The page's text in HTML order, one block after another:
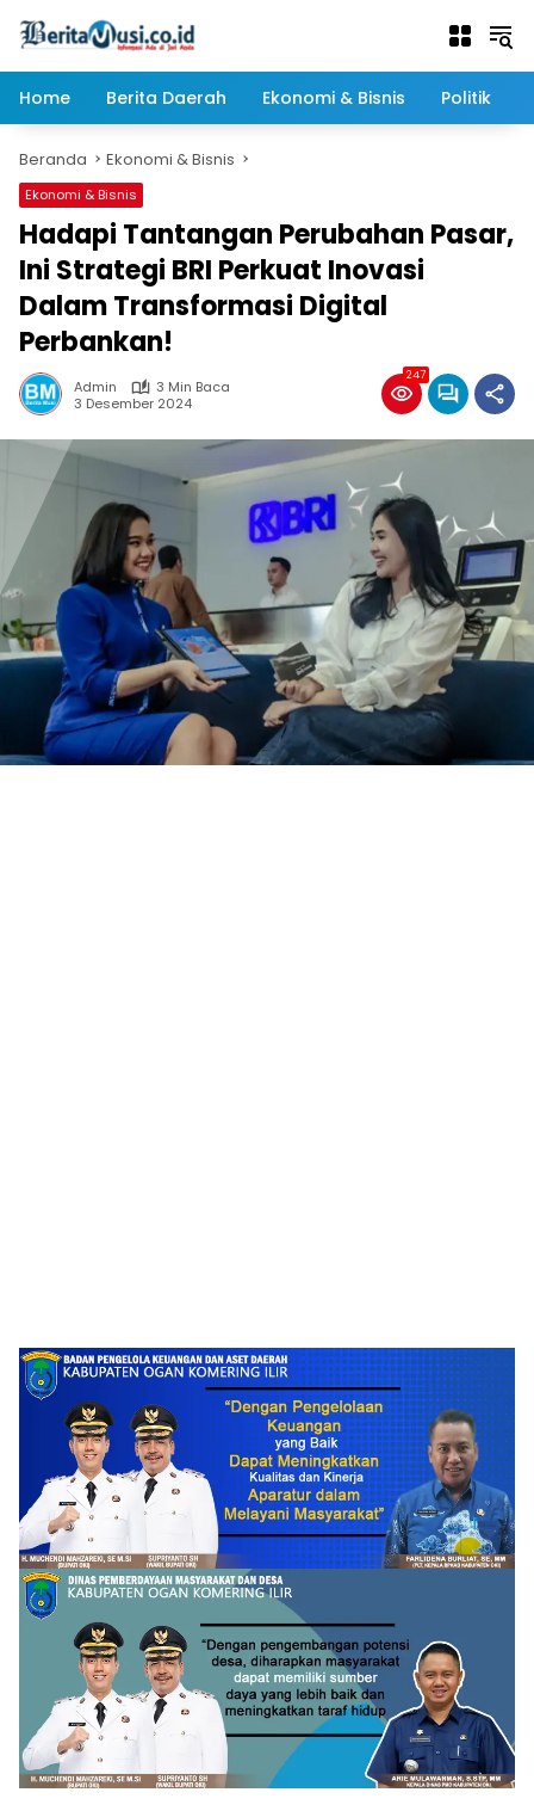
Home
Berita Daerah Ekonomi & Bisnis Politik
Beranda Ekonomi & Bisnis
Ekonomi & Bisnis
Hadapi Tantangan Perubahan Pasar,
Ini Strategi BRI Perkuat Inovasi
Dalam Transformasi Digital
Perbankan!
Admin
3 Min Baca
3 Desember 2024
247